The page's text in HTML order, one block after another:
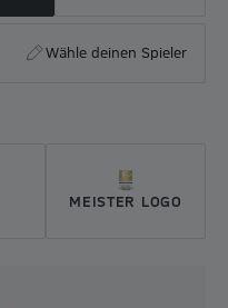
Wähle deinen Spieler
MEISTER LOGO